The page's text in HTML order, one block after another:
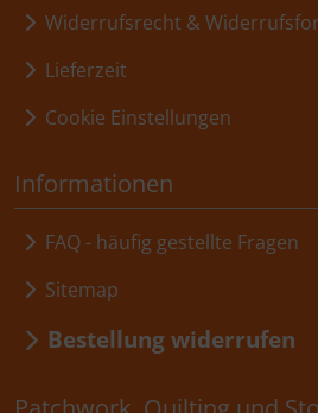
Widerrufsrecht &
Lieferzeit
Cookie Einstellungen
Informationen
FAQ - häufig gestellte Fragen
Sitemap
Bestellung widerrufen